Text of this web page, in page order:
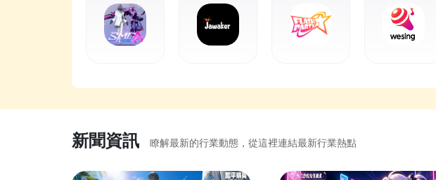
新聞資訊 瞭解最新的行業動態，從這裡連結最新行業熱點